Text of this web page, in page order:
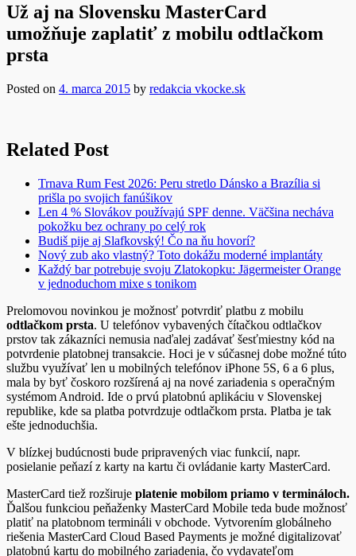
Už aj na Slovensku MasterCard
umožňuje zaplatiť z mobilu odtlačkom
prsta
Posted on 4. marca 2015 by redakcia vkocke.sk
Related Post
Trnava Rum Fest 2026: Peru stretlo Dánsko a Brazília si
prišla po svojich fanúšikov
Len 4 % Slovákov používajú SPF denne. Väčšina necháva
pokožku bez ochrany po celý rok
Budiš pije aj Slafkovský! Čo na ňu hovorí?
Nový zub ako vlastný? Toto dokážu moderné implantáty
Každý bar potrebuje svoju Zlatokopku: Jägermeister Orange
v jednoduchom mixe s tonikom
Prelomovou novinkou je možnosť potvrdiť platbu z mobilu
odtlačkom prsta. U telefónov vybavených čítačkou odtlačkov
prstov tak zákazníci nemusia naďalej zadávať šesťmiestny kód na
potvrdenie platobnej transakcie. Hoci je v súčasnej dobe možné túto
službu využívať len u mobilných telefónov iPhone 5S, 6 a 6 plus,
mala by byť čoskoro rozšírená aj na nové zariadenia s operačným
systémom Android. Ide o prvú platobnú aplikáciu v Slovenskej
republike, kde sa platba potvrdzuje odtlačkom prsta. Platba je tak
ešte jednoduchšia.
V blízkej budúcnosti bude pripravených viac funkcií, napr.
posielanie peňazí z karty na kartu či ovládanie karty MasterCard.
MasterCard tiež rozširuje platenie mobilom priamo v termináloch.
Ďalšou funkciou peňaženky MasterCard Mobile teda bude možnosť
platiť na platobnom termináli v obchode. Vytvorením globálneho
riešenia MasterCard Cloud Based Payments je možné digitalizovať
platobnú kartu do mobilného zariadenia, čo vydavateľom